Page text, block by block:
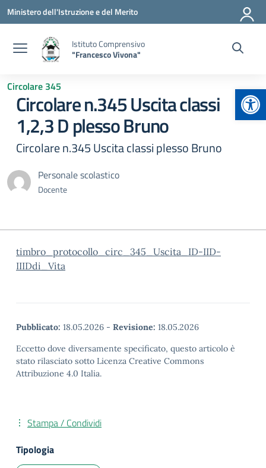
Vai ai contenuti
Vai al menu di navigazione
Vai al footer
Ministero dell'Istruzione e del Merito
Istituto Comprensivo
"Francesco Vivona"
Circolare 345
Circolare n.345 Uscita classi
1,2,3 D plesso Bruno
Circolare n.345 Uscita classi plesso Bruno
Personale scolastico
Docente
timbro_protocollo_circ_345_Uscita_ID-IID-
IIIDdi_Vita
Pubblicato: 18.05.2026 - Revisione: 18.05.2026
Eccetto dove diversamente specificato, questo articolo è
stato rilasciato sotto Licenza Creative Commons
Attribuzione 4.0 Italia.
Stampa / Condividi
Tipologia